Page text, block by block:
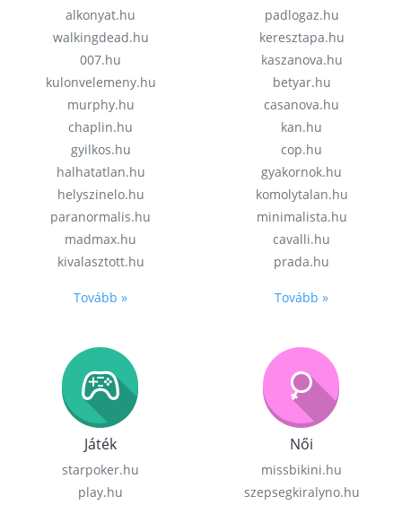
alkonyat.hu
walkingdead.hu
007.hu
kulonvelemeny.hu
murphy.hu
chaplin.hu
gyilkos.hu
halhatatlan.hu
helyszinelo.hu
paranormalis.hu
madmax.hu
kivalasztott.hu
Tovább »
padlogaz.hu
keresztapa.hu
kaszanova.hu
betyar.hu
casanova.hu
kan.hu
cop.hu
gyakornok.hu
komolytalan.hu
minimalista.hu
cavalli.hu
prada.hu
Tovább »
Játék
starpoker.hu
play.hu
Női
missbikini.hu
szepsegkiralyno.hu